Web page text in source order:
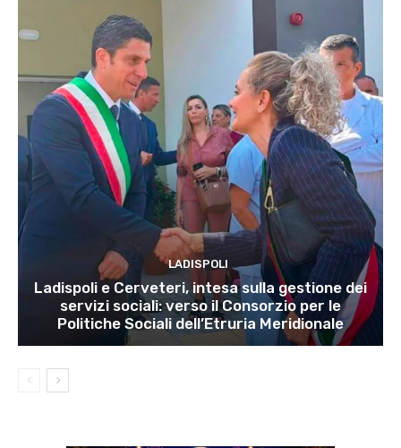
LADISPOLI
Ladispoli e Cerveteri, intesa sulla gestione dei
servizi sociali: verso il Consorzio per le
Politiche Sociali dell’Etruria Meridionale